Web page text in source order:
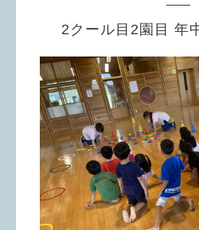
2クール目2園目 年